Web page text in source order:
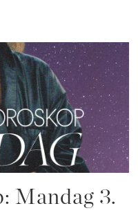
Mandag 3.